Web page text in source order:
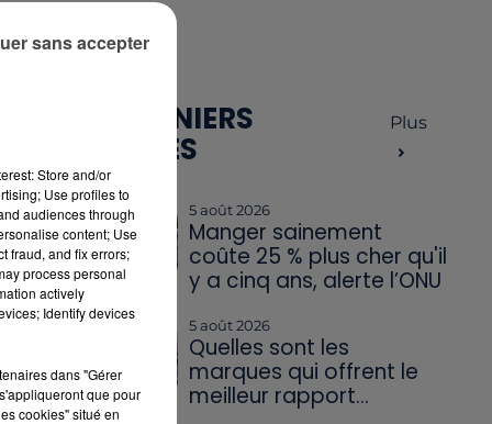
LES DERNIERS
ARTICLES
Plus
5 août 2026
Manger sainement
coûte 25 % plus cher qu'il
y a cinq ans, alerte l’ONU
5 août 2026
Quelles sont les
marques qui offrent le
meilleur rapport...
Store and/or
Use profiles to
audiences through
content; Use
fraud, and fix errors;
process personal
actively
Identify devices
dans "Gérer
que pour
cookies" situé en
sans accepter